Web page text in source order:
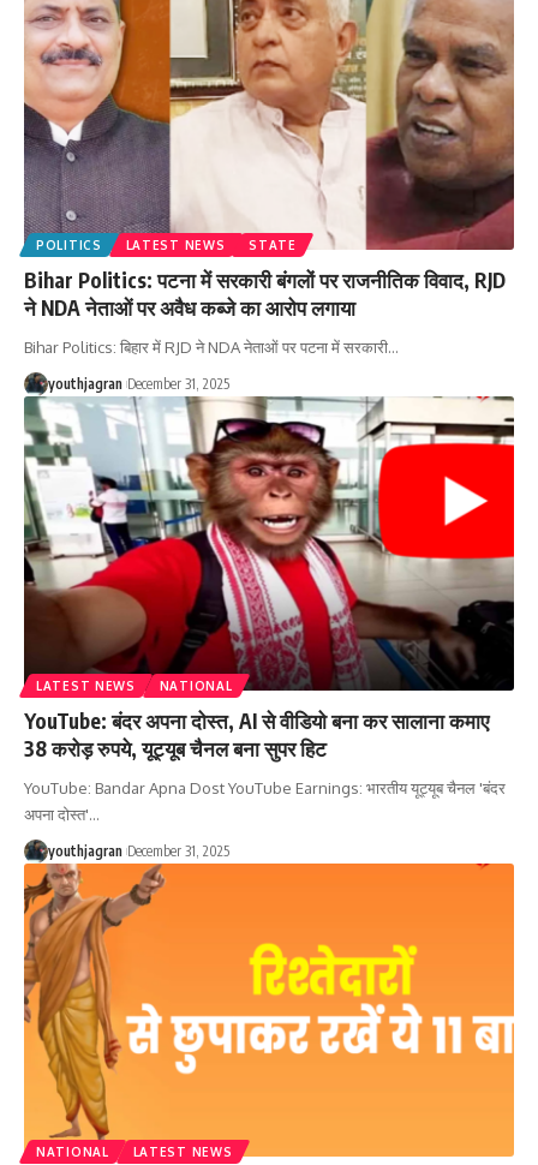
POLITICS LATEST NEWS STATE
Bihar Politics: पटना में सरकारी बंगलों पर राजनीतिक विवाद, RJD
ने NDA नेताओं पर अवैध कब्जे का आरोप लगाया
Bihar Politics: बिहार में RJD ने NDA नेताओं पर पटना में सरकारी…
youthjagran December 31, 2025
LATEST NEWS NATIONAL
YouTube: बंदर अपना दोस्त, AI से वीडियो बना कर सालाना कमाए
38 करोड़ रुपये, यूट्यूब चैनल बना सुपर हिट
YouTube: Bandar Apna Dost YouTube Earnings: भारतीय यूट्यूब चैनल 'बंदर
अपना दोस्त'…
youthjagran December 31, 2025
NATIONAL LATEST NEWS